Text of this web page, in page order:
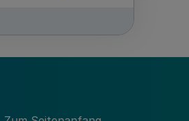
Sachen Dritter